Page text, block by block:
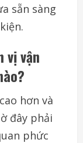
sẵn sàng
kiện.
vịvận
?
cao hơn và
đây phải
phức